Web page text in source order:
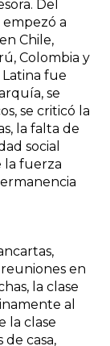
Del
a
Chile,
Colombia y
fue
se
se criticó la
la falta de
social
la fuerza
en
la clase
al
la clase
de casa,